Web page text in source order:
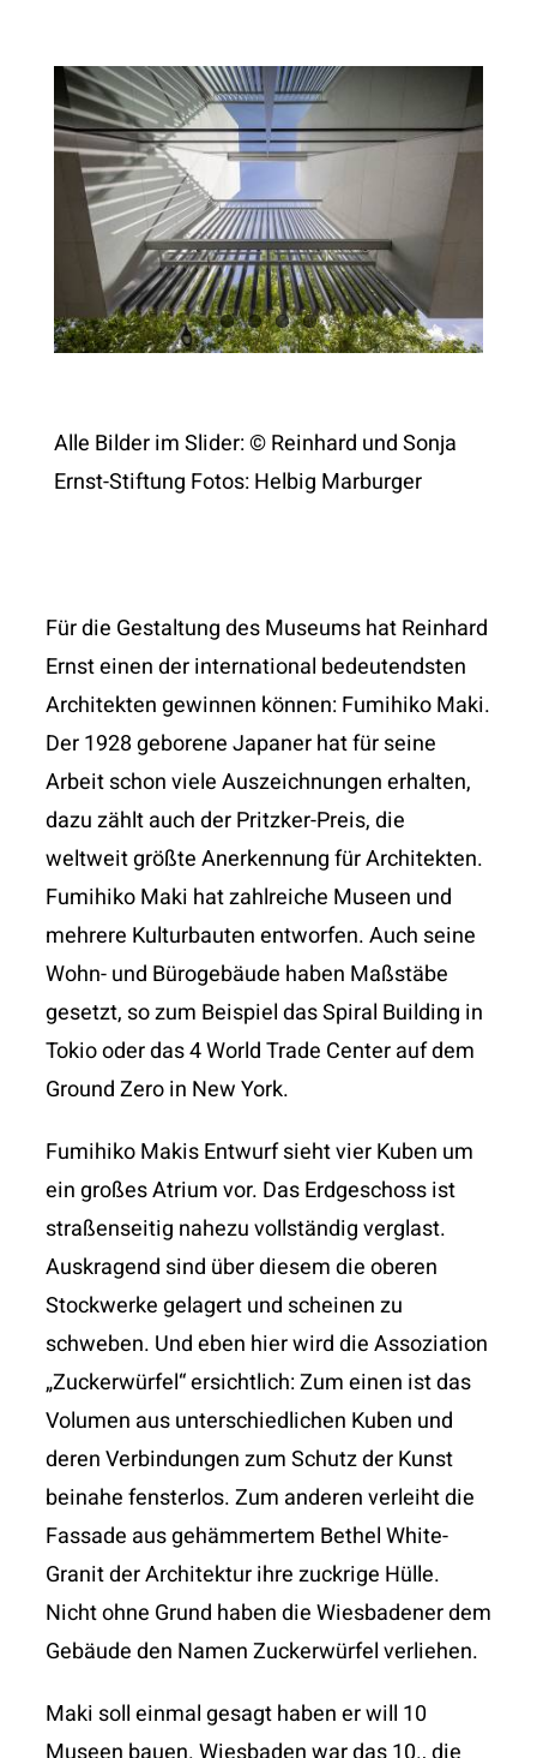
Alle Bilder im Slider: © Reinhard und Sonja
Ernst-Stiftung Fotos: Helbig Marburger
Für die Gestaltung des Museums hat Reinhard
Ernst einen der international bedeutendsten
Architekten gewinnen können: Fumihiko Maki.
Der 1928 geborene Japaner hat für seine
Arbeit schon viele Auszeichnungen erhalten,
dazu zählt auch der Pritzker-Preis, die
weltweit größte Anerkennung für Architekten.
Fumihiko Maki hat zahlreiche Museen und
mehrere Kulturbauten entworfen. Auch seine
Wohn- und Bürogebäude haben Maßstäbe
gesetzt, so zum Beispiel das Spiral Building in
Tokio oder das 4 World Trade Center auf dem
Ground Zero in New York.
Fumihiko Makis Entwurf sieht vier Kuben um
ein großes Atrium vor. Das Erdgeschoss ist
straßenseitig nahezu vollständig verglast.
Auskragend sind über diesem die oberen
Stockwerke gelagert und scheinen zu
schweben. Und eben hier wird die Assoziation
„Zuckerwürfel“ ersichtlich: Zum einen ist das
Volumen aus unterschiedlichen Kuben und
deren Verbindungen zum Schutz der Kunst
beinahe fensterlos. Zum anderen verleiht die
Fassade aus gehämmertem Bethel White-
Granit der Architektur ihre zuckrige Hülle.
Nicht ohne Grund haben die Wiesbadener dem
Gebäude den Namen Zuckerwürfel verliehen.
Maki soll einmal gesagt haben er will 10